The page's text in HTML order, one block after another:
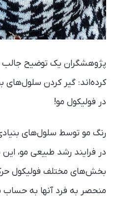
پژوهشگران یک توضیح جالب
کرده‌اند: گیر کردن سلول‌های
در فولیکول مو!
رنگ مو توسط سلول‌های
در فرایند رشد طبیعی مو،
بخش‌های مختلف فولیکول
منحصر به فرد آنها به حساب